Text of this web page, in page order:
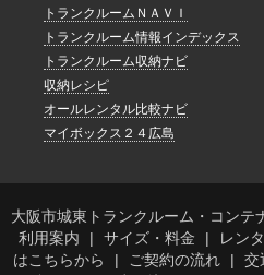
トランクルームＮＡＶＩ
トランクルーム情報インデックス
トランクルーム収納ナビ
収納レシピ
オールレンタル比較ナビ
マイボックス２４広島
大阪市城東トランクルーム・コンテ
利用案内
サイズ・料金 レン
はこちらから
ご契約の流れ 交